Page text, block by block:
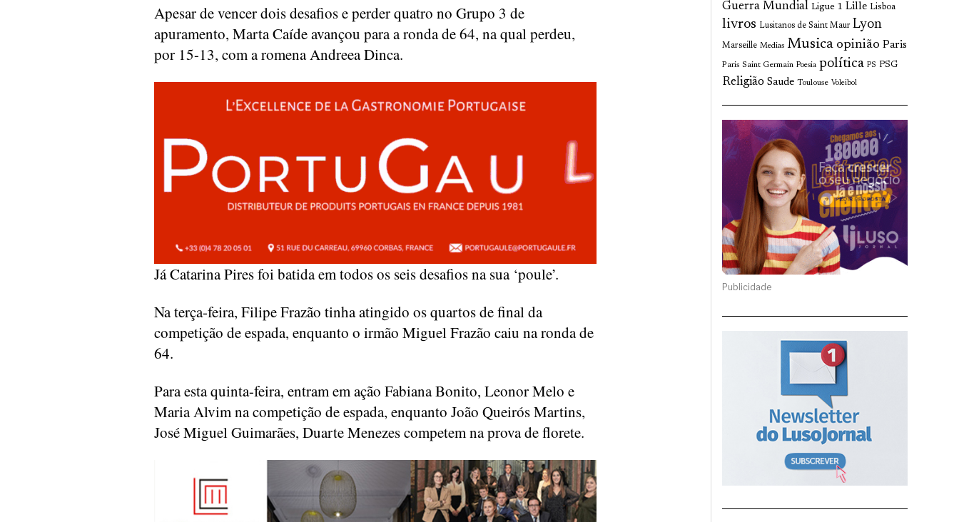
Apesar de vencer dois desafios e perder quatro no Grupo 3 de
apuramento, Marta Caíde avançou para a ronda de 64, na qual perdeu,
por 15-13, com a romena Andreea Dinca.
Já Catarina Pires foi batida em todos os seis desafios na sua ‘poule’.
Na terça-feira, Filipe Frazão tinha atingido os quartos de final da
competição de espada, enquanto o irmão Miguel Frazão caiu na ronda de
64.
Para esta quinta-feira, entram em ação Fabiana Bonito, Leonor Melo e
Maria Alvim na competição de espada, enquanto João Queirós Martins,
José Miguel Guimarães, Duarte Menezes competem na prova de florete.
Guerra Mundial Ligue 1 Lille Lisboa
livros Lusitanos de Saint Maur Lyon
Marseille Medias Musica opinião Paris
Paris Saint Germain Poesia política PS PSG
Religião Saude Toulouse Voleibol
Publicidade